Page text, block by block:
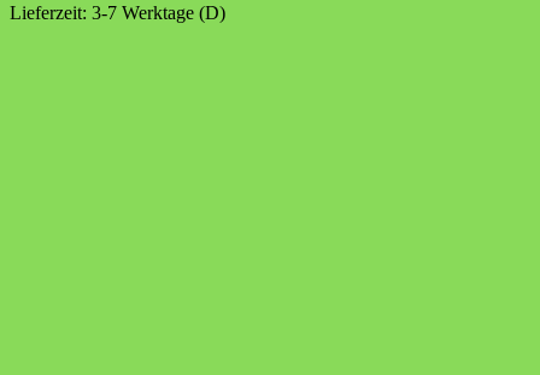
Lieferzeit: 3-7 Werktage (D)